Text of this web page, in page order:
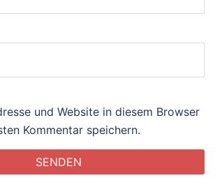
und Website in diesem Browser
Kommentar speichern.